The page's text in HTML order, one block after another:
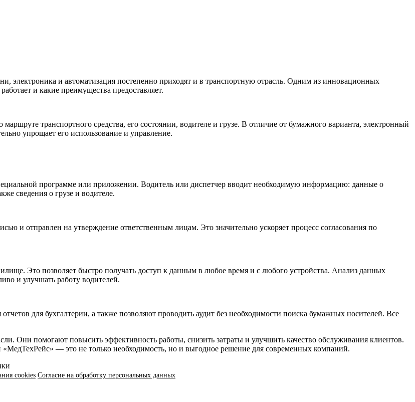
электроника и автоматизация постепенно приходят и в транспортную отрасль. Одним из инновационных
и какие преимущества предоставляет.
транспортного средства, его состоянии, водителе и грузе. В отличие от бумажного варианта, электронный
упрощает его использование и управление.
программе или приложении. Водитель или диспетчер вводит необходимую информацию: данные о
сведения о грузе и водителе.
и отправлен на утверждение ответственным лицам. Это значительно ускоряет процесс согласования по
Это позволяет быстро получать доступ к данным в любое время и с любого устройства. Анализ данных
и улучшать работу водителей.
для бухгалтерии, а также позволяют проводить аудит без необходимости поиска бумажных носителей. Все
Они помогают повысить эффективность работы, снизить затраты и улучшить качество обслуживания клиентов.
— это не только необходимость, но и выгодное решение для современных компаний.
cookies Согласие на обработку персональных данных